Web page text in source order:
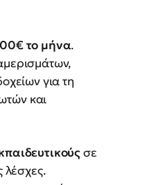
το μήνα.
για τη
και
σε
λέσχες.